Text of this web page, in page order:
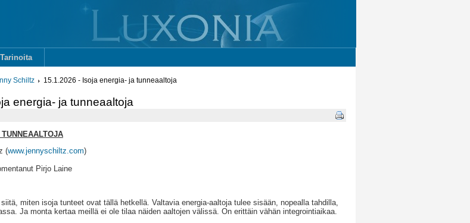
Tarinoita
Schiltz 15.1.2026 - Isoja energia- ja tunneaaltoja
energia- ja tunneaaltoja
(www.jennyschiltz.com)
Pirjo Laine
miten isoja tunteet ovat tällä hetkellä. Valtavia energia-aaltoja tulee sisään, nopealla tahdilla,
Ja monta kertaa meillä ei ole tilaa näiden aaltojen välissä. On erittäin vähän integrointiaikaa.